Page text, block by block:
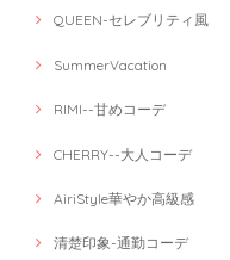
QUEEN-セレブリティ風
SummerVacation
RIMI--甘めコーデ
CHERRY--大人コーデ
AiriStyle華やか高級感
清楚印象-通勤コーデ